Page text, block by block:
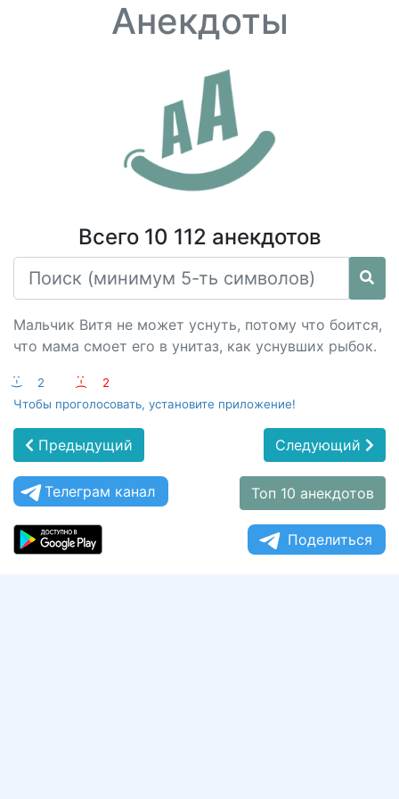
Анекдоты
Всего 10 112 анекдотов
Мальчик Витя не может уснуть, потому что боится,
что мама смоет его в унитаз, как уснувших рыбок.
:-) 2 :-(
2
Чтобы проголосовать, установите приложение!
Предыдущий Следующий
Телеграм канал Топ 10 анекдотов
Поделиться